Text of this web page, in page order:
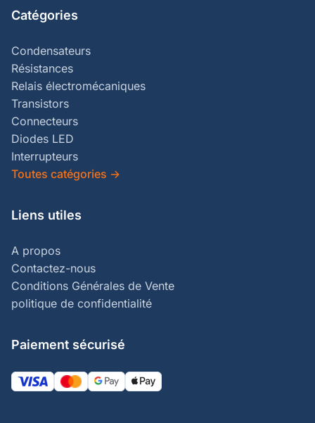
Catégories
Condensateurs
Résistances
Relais électromécaniques
Transistors
Connecteurs
Diodes LED
Interrupteurs
Toutes catégories →
Liens utiles
A propos
Contactez-nous
Conditions Générales de Vente
politique de confidentialité
Paiement sécurisé